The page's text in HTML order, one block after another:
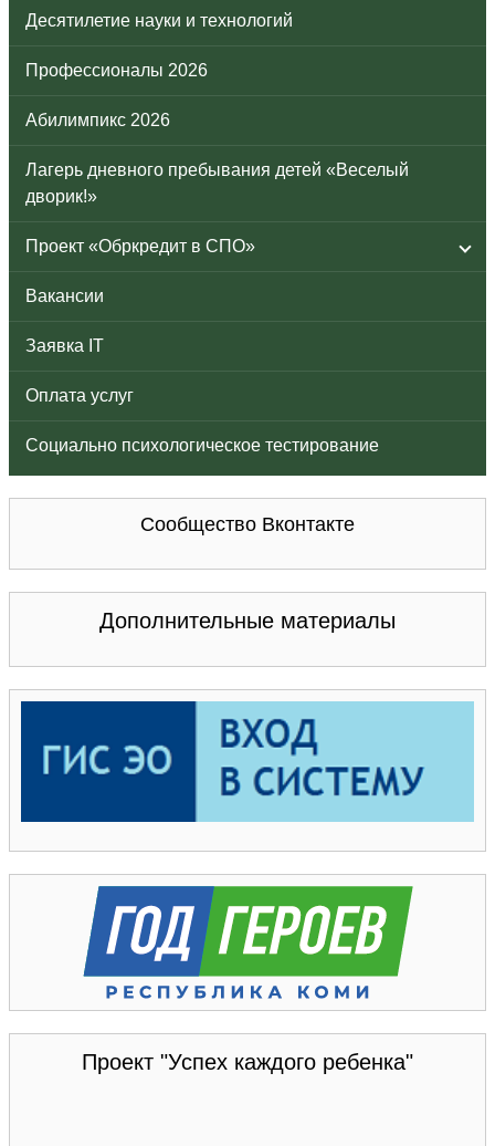
Десятилетие науки и технологий
Профессионалы 2026
Абилимпикс 2026
Лагерь дневного пребывания детей «Веселый
дворик!»
Проект «Обркредит в СПО»
Вакансии
Заявка IT
Оплата услуг
Социально психологическое тестирование
Сообщество Вконтакте
Дополнительные материалы
Проект "Успех каждого ребенка"